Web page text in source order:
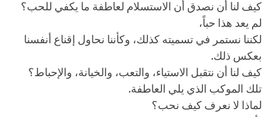
كيف لنا أن نصدق أن الاستسلام لعاطفة ما يكفي للحب؟
لم يعد هذا حباً،
لكننا نستمر في تسميته كذلك، وكأننا نحاول إقناع أنفسنا
بعكس ذلك.
كيف لنا أن نتقبل الاستياء، والتعب، والخيانة، والإحباط؟
تلك الموكب الذي يلي العاطفة.
لماذا لا نعرف كيف نحب؟